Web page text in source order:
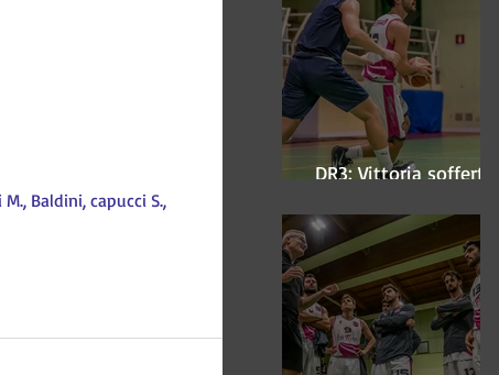
Baldini, capucci S.,
DR3: Vittoria sofferta a